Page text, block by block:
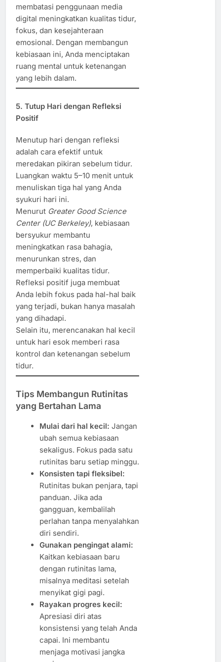
membatasi penggunaan media
digital meningkatkan kualitas tidur,
fokus, dan kesejahteraan
emosional. Dengan membangun
kebiasaan ini, Anda menciptakan
ruang mental untuk ketenangan
yang lebih dalam.
5. Tutup Hari dengan Refleksi
Positif
Menutup hari dengan refleksi
adalah cara efektif untuk
meredakan pikiran sebelum tidur.
Luangkan waktu 5–10 menit untuk
menuliskan tiga hal yang Anda
syukuri hari ini.
Menurut Greater Good Science
Center (UC Berkeley), kebiasaan
bersyukur membantu
meningkatkan rasa bahagia,
menurunkan stres, dan
memperbaiki kualitas tidur.
Refleksi positif juga membuat
Anda lebih fokus pada hal-hal baik
yang terjadi, bukan hanya masalah
yang dihadapi.
Selain itu, merencanakan hal kecil
untuk hari esok memberi rasa
kontrol dan ketenangan sebelum
tidur.
Tips Membangun Rutinitas
yang Bertahan Lama
Mulai dari hal kecil: Jangan
ubah semua kebiasaan
sekaligus. Fokus pada satu
rutinitas baru setiap minggu.
Konsisten tapi fleksibel:
Rutinitas bukan penjara, tapi
panduan. Jika ada
gangguan, kembalilah
perlahan tanpa menyalahkan
diri sendiri.
Gunakan pengingat alami:
Kaitkan kebiasaan baru
dengan rutinitas lama,
misalnya meditasi setelah
menyikat gigi pagi.
Rayakan progres kecil:
Apresiasi diri atas
konsistensi yang telah Anda
capai. Ini membantu
menjaga motivasi jangka